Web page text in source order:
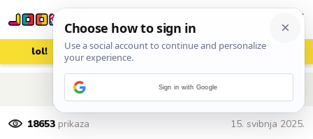
lol! aww vrh! woot?!
POVRATAK NA ČLANAK
18653 prikaza 15. svibnja 2025.
Sign in with Google